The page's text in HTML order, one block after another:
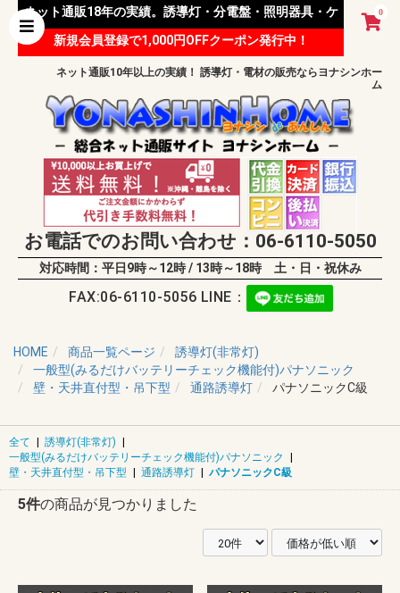
0
ネット通販18年の実績。誘導灯・分電盤・照明器具・ケ
ーブル等 様々な資材を取り扱っています。
新規会員登録で1,000円OFFクーポン発行中！
ネット通販10年以上の実績！ 誘導灯・電材の販売ならヨナシンホー
ム
お電話でのお問い合わせ：06-6110-5050
対応時間：平日9時～12時 / 13時～18時 土・日・祝休み
FAX:06-6110-5056 LINE：
HOME 商品一覧ページ
誘導灯(非常灯)
一般型(みるだけバッテリーチェック機能付)パナソニック
壁・天井直付型・吊下型
通路誘導灯 パナソニックC級
全て | 誘導灯(非常灯) |
一般型(みるだけバッテリーチェック機能付)パナソニック
|
壁・天井直付型・吊下型 | 通路誘導灯 | パナソニックC級
5件の商品が見つかりました